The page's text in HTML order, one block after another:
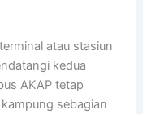
atau stasiun
kedua
AKAP tetap
sebagian